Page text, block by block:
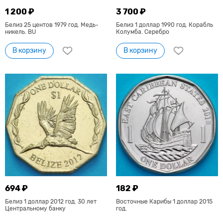
1 200 ₽
Белиз 25 центов 1979 год. Медь-
никель. BU
В корзину
3 700 ₽
Белиз 1 доллар 1990 год. Корабль
Колумба. Серебро
В корзину
694 ₽
Белиз 1 доллар 2012 год. 30 лет
Центральному банку
182 ₽
Восточные Карибы 1 доллар 2015
год.